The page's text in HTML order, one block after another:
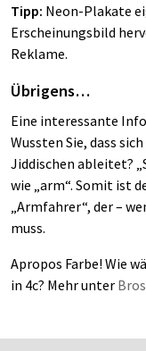
Tipp: Neon-Plakate
Erscheinungsbild
Reklame.
Übrigens…
Eine interessante
Wussten Sie, dass
Jiddischen ableitet?
wie „arm“. Somit ist
„Armfahrer“, der –
muss.
Apropos Farbe! Wie
in 4c? Mehr unter